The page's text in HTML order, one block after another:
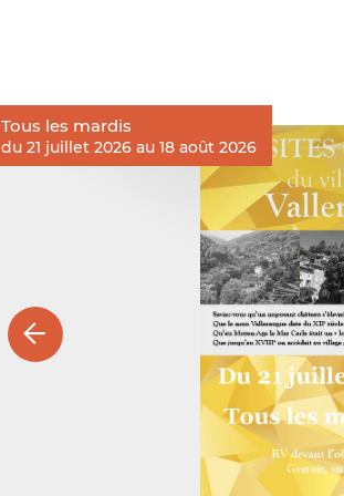
Tous les mardis
du 21 juillet 2026 au 18 août 2026